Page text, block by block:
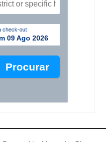
check-out
09 Ago 2026